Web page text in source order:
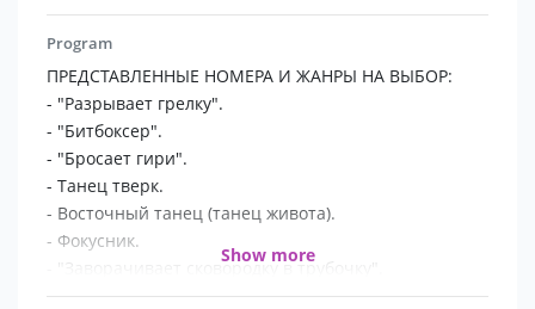
5. 25\30 минут времени, гости заняты
увлекательным интерактивом.
P.S. и провести это может любой ведущий!!!
Program
ПРЕДСТАВЛЕННЫЕ НОМЕРА И ЖАНРЫ НА ВЫБОР:
- "Разрывает грелку".
- "Битбоксер".
- "Бросает гири".
- Танец тверк.
- Восточный танец (танец живота).
- Фокусник.
- "Заворачивает сковородку в трубочку".
- Эквилибр на тростях.
Show more